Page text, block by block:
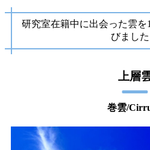
研究室在籍中に出会った雲を
びました
上層
巻雲/